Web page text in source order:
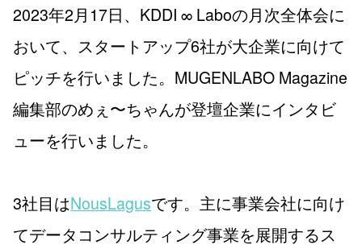
2023年2月17日、KDDI ∞ Laboの月次全体会に
おいて、スタートアップ6社が大企業に向けて
ピッチを行いました。MUGENLABO Magazine
編集部のめぇ〜ちゃんが登壇企業にインタビ
ューを行いました。
3社目はNousLagusです。主に事業会社に向け
てデータコンサルティング事業を展開するス